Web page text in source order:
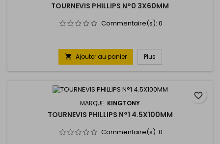
TOURNEVIS PHILLIPS N°0 3X60MM
Commentaire(s): 0
 Ajouter au panier Plus
MARQUE: KINGTONY
TOURNEVIS PHILLIPS N°1 4.5X100MM
Commentaire(s): 0
favorite_border